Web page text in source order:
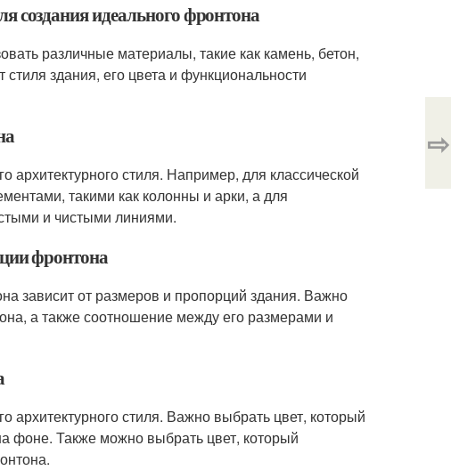
создания идеального фронтона
различные материалы, такие как камень, бетон,
здания, его цвета и функциональности
архитектурного стиля. Например, для классической
такими как колонны и арки, а для
и чистыми линиями.
фронтона
зависит от размеров и пропорций здания. Важно
а также соотношение между его размерами и
архитектурного стиля. Важно выбрать цвет, который
фоне. Также можно выбрать цвет, который
⇨